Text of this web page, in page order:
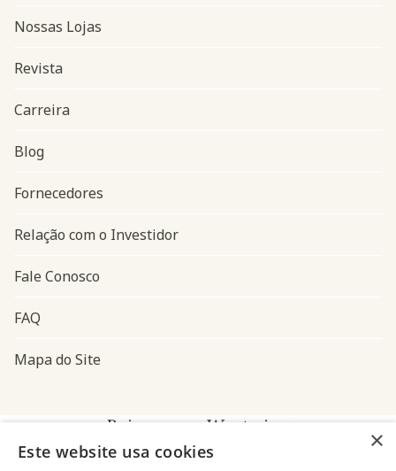
Navegação do rodapé
Nossas Lojas
Revista
Carreira
Blog
Fornecedores
Relação com o Investidor
Fale Conosco
FAQ
Mapa do Site
Baixe o app Westwing
×
Este website usa cookies